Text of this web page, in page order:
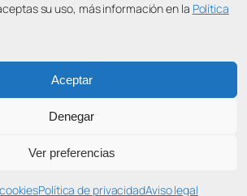
su uso, más información en la Política
Aceptar
Denegar
Ver preferencias
Política de privacidadAviso legal
WordPress